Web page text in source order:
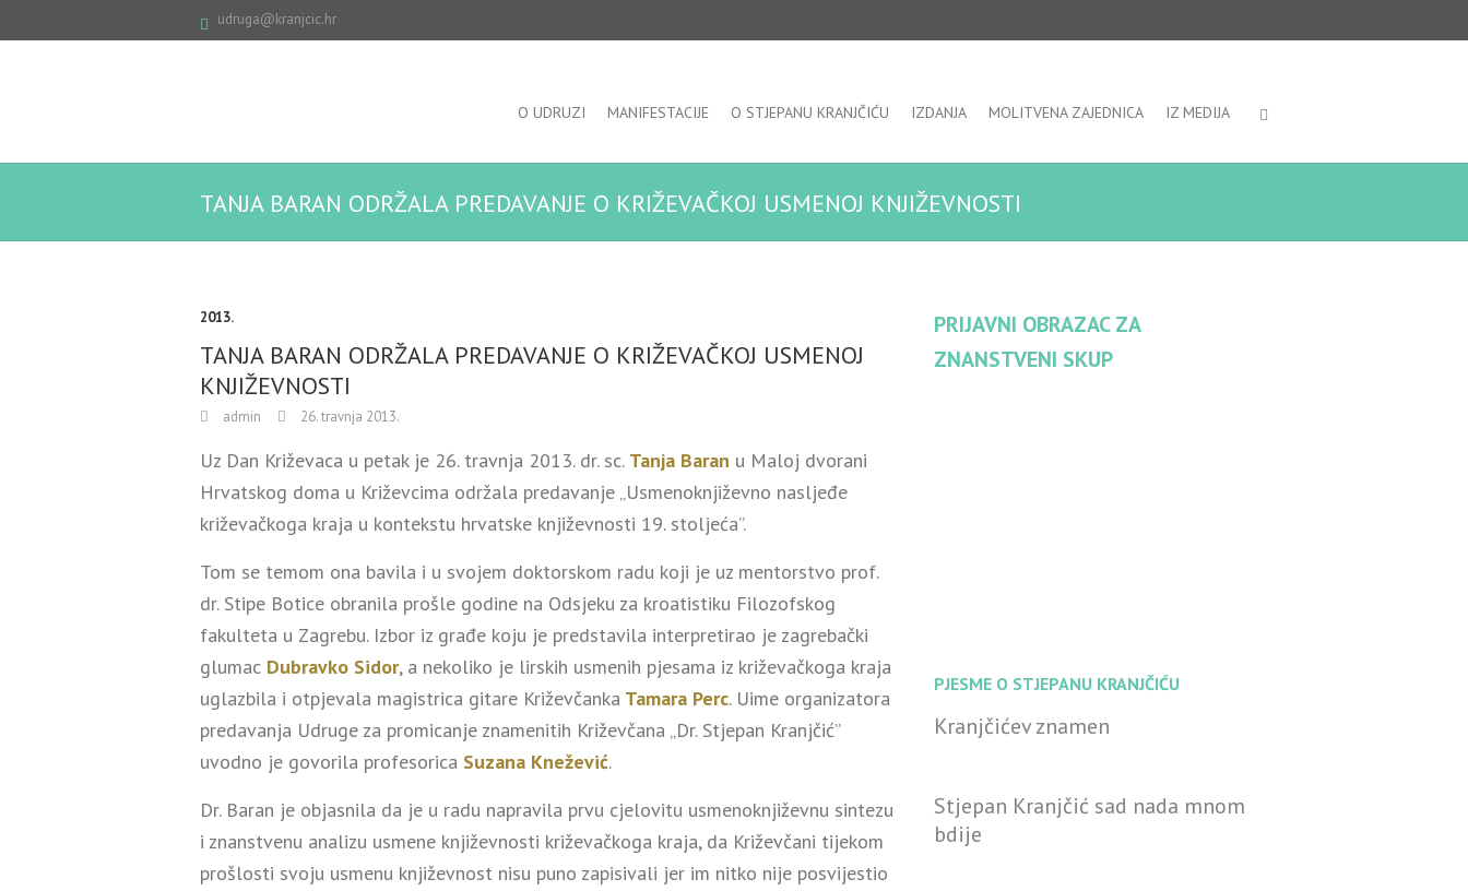
udruga@kranjcic.hr
O UDRUZI MANIFESTACIJE O STJEPANU KRANJČIĆU IZDANJA MOLITVENA ZAJEDNICA IZ MEDIJA
TANJA BARAN ODRŽALA PREDAVANJE O KRIŽEVAČKOJ USMENOJ KNJIŽEVNOSTI
2013.
TANJA BARAN ODRŽALA PREDAVANJE O KRIŽEVAČKOJ USMENOJ
KNJIŽEVNOSTI
admin 26. travnja 2013.
Uz Dan Križevaca u petak je 26. travnja 2013. dr. sc. Tanja Baran u Maloj dvorani
Hrvatskog doma u Križevcima održala predavanje „Usmenoknjiževno nasljeđe
križevačkoga kraja u kontekstu hrvatske književnosti 19. stoljeća”.
Tom se temom ona bavila i u svojem doktorskom radu koji je uz mentorstvo prof.
dr. Stipe Botice obranila prošle godine na Odsjeku za kroatistiku Filozofskog
fakulteta u Zagrebu. Izbor iz građe koju je predstavila interpretirao je zagrebački
glumac Dubravko Sidor, a nekoliko je lirskih usmenih pjesama iz križevačkoga kraja
uglazbila i otpjevala magistrica gitare Križevčanka Tamara Perc. Uime organizatora
predavanja Udruge za promicanje znamenitih Križevčana „Dr. Stjepan Kranjčić”
uvodno je govorila profesorica Suzana Knežević.
Dr. Baran je objasnila da je u radu napravila prvu cjelovitu usmenoknjiževnu sintezu
i znanstvenu analizu usmene književnosti križevačkoga kraja, da Križevčani tijekom
prošlosti svoju usmenu književnost nisu puno zapisivali jer im nitko nije posvijestio
PRIJAVNI OBRAZAC ZA
ZNANSTVENI SKUP
PJESME O STJEPANU KRANJČIĆU
Kranjčićev znamen
Stjepan Kranjčić sad nada mnom
bdije